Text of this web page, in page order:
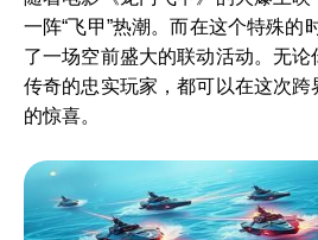
一阵“飞甲”热潮。而在这个特殊的
了一场空前盛大的联动活动。无
传奇的忠实玩家，都可以在这次跨
的惊喜。